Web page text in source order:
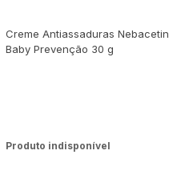
Creme Antiassaduras Nebacetin
Baby Prevenção 30 g
Produto indisponível